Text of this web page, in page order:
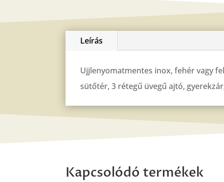
Leírás
Ujjlenyomatmentes inox, fehér vagy
sütőtér, 3 rétegű üvegű ajtó,
Kapcsolódó termékek